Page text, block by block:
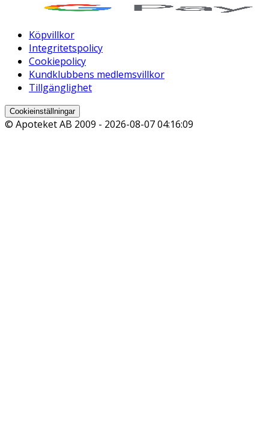
Köpvillkor
Integritetspolicy
Cookiepolicy
Kundklubbens medlemsvillkor
Tillgänglighet
Cookieinställningar
© Apoteket AB 2009 - 2026-08-07 04:16:09